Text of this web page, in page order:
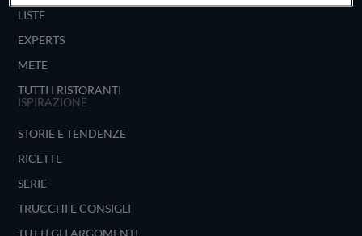
LISTE
EXPERTS
METE
TUTTI I RISTORANTI
ISPIRAZIONE
STORIE E TENDENZE
RICETTE
SERIE
TRUCCHI E CONSIGLI
TUTTI GLI ARGOMENTI